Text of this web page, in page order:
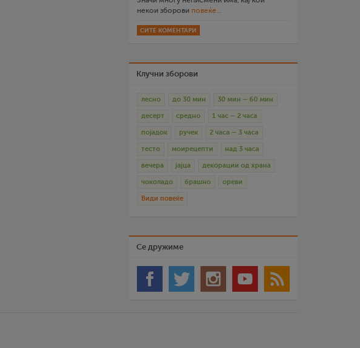
некои зборови повеќе...
СИТЕ КОМЕНТАРИ
Клучни зборови
лесно до 30 мин 30 мин – 60 мин
десерт средно 1 час – 2 часа
појадок ручек 2 часа – 3 часа
тесто моирецепти над 3 часа
вечера јајца декорации од храна
чоколадо брашно ореви
Види повеќе
Се дружиме